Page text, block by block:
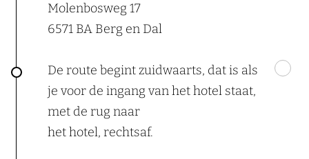
Molenbosweg 17
6571 BA Berg en Dal
De route begint zuidwaarts, dat is als
je voor de ingang van het hotel staat,
met de rug naar
het hotel, rechtsaf.